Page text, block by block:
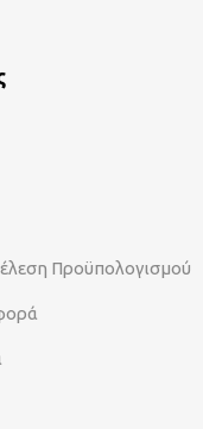
Προϋπολογισμού